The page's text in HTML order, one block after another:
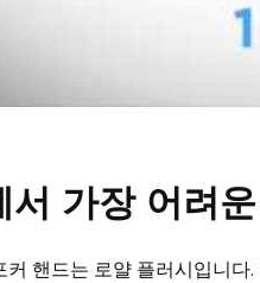
서 가장 어려
커 핸드는 로얄 플러시입니다.